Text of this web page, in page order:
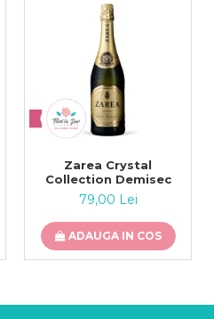
Zarea Crystal
Collection Demisec
79,00 Lei
ADAUGA IN COS